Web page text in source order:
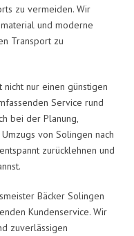
zu vermeiden. Wir
und moderne
Transport zu
nur einen günstigen
Service rund
bei der Planung,
von Solingen nach
zurücklehnen und
Bäcker Solingen
Kundenservice. Wir
zuverlässigen